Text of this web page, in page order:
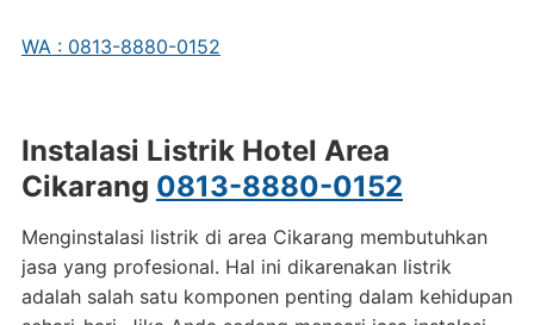
WA : 0813-8880-0152
Instalasi Listrik Hotel Area
Cikarang 0813-8880-0152
Menginstalasi listrik di area Cikarang membutuhkan
jasa yang profesional. Hal ini dikarenakan listrik
adalah salah satu komponen penting dalam kehidupan